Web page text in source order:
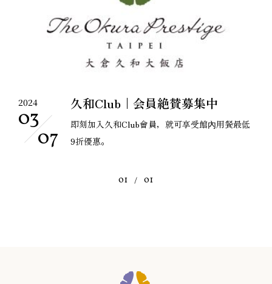
2024
03
07
久和Club｜会員絶賛募集中
即刻加入久和Club會員，就可享受館內用餐最低
9折優惠。
01 / 01